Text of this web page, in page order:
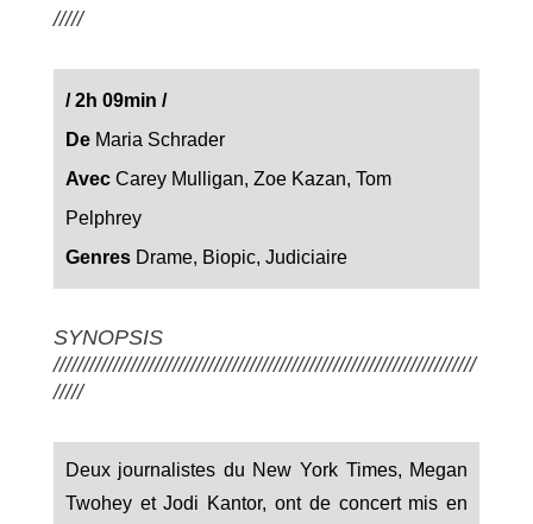
/////
/2h 09min /
DeMaria Schrader
Avec Carey Mulligan, Zoe Kazan, Tom
Pelphrey
GenresDrame, Biopic, Judiciaire
SYNOPSIS
///////////////////////////////////////////////////////////////////////
/////
Deux journalistes du New York Times, Megan
Twohey et Jodi Kantor, ont de concert mis en